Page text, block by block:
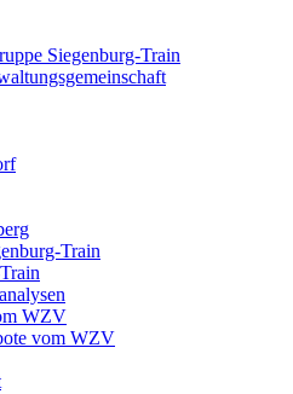
Siegenburg-Train
Train
WZV
vom WZV